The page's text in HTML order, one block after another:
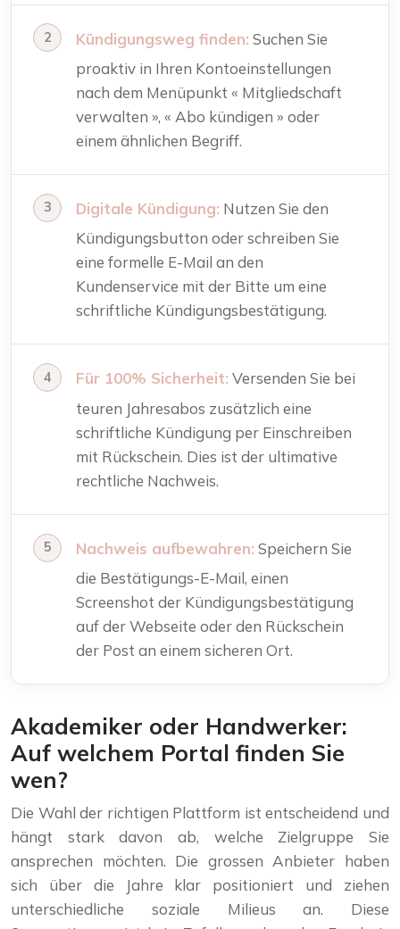
Kündigungsweg finden: Suchen Sie
proaktiv in Ihren Kontoeinstellungen
nach dem Menüpunkt « Mitgliedschaft
verwalten », « Abo kündigen » oder
einem ähnlichen Begriff.
Digitale Kündigung: Nutzen Sie den
Kündigungsbutton oder schreiben Sie
eine formelle E-Mail an den
Kundenservice mit der Bitte um eine
schriftliche Kündigungsbestätigung.
Für 100% Sicherheit: Versenden Sie bei
teuren Jahresabos zusätzlich eine
schriftliche Kündigung per Einschreiben
mit Rückschein. Dies ist der ultimative
rechtliche Nachweis.
Nachweis aufbewahren: Speichern Sie
die Bestätigungs-E-Mail, einen
Screenshot der Kündigungsbestätigung
auf der Webseite oder den Rückschein
der Post an einem sicheren Ort.
Akademiker oder Handwerker:
Auf welchem Portal finden Sie
wen?
Die Wahl der richtigen Plattform ist entscheidend und
hängt stark davon ab, welche Zielgruppe Sie
ansprechen möchten. Die grossen Anbieter haben
sich über die Jahre klar positioniert und ziehen
unterschiedliche soziale Milieus an. Diese